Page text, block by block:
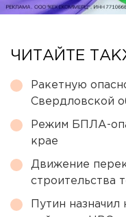
ЧИТАЙТЕ
Ракетную
Свердловской
Режим БПЛА-
крае
Движение
строительства
Путин